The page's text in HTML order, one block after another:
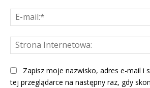
Zapisz moje nazwisko, adres e-mail i
tej przeglądarce na następny raz, gdy